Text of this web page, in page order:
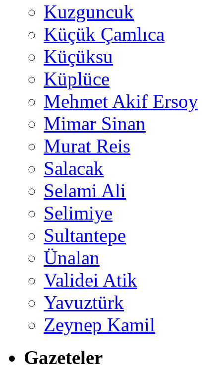
Kuzguncuk
Küçük Çamlıca
Küçüksu
Küplüce
Mehmet Akif Ersoy
Mimar Sinan
Murat Reis
Salacak
Selami Ali
Selimiye
Sultantepe
Ünalan
Validei Atik
Yavuztürk
Zeynep Kamil
Gazeteler